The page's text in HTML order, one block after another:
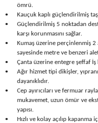
ömrü.
•
Kauçuk kaplı güçlendirilmiş
•
Güçlendirilmiş 5 noktadan
karşı korunmasını sağlar.
•
Kumaş üzerine perçinlenmiş 2
sayesinde metre ve benzeri
•
Çanta üzerine entegre şeffaf
•
Ağır hizmet tipi dikişler,
dayanıklıdır.
•
Cep ayırıcıları ve fermuar
mukavemet, uzun ömür ve
yapısı.
•
Hızlı ve kolay açılıp